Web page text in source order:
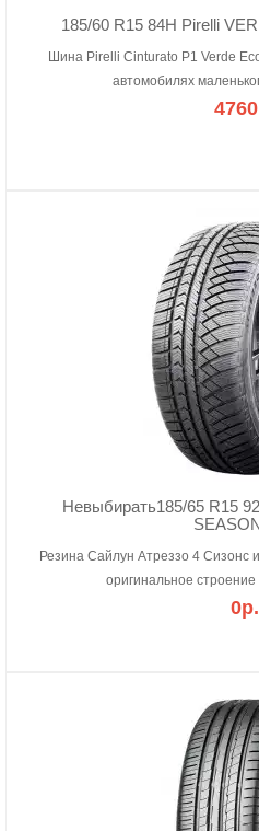
185/60 R15 84H Pirelli
Шина Pirelli Cinturato P1 Verde
автомобилях
Невыбирать185/65 R15
Резина Сайлун Атреззо 4 Сизонс
оригинальное строение
0р.